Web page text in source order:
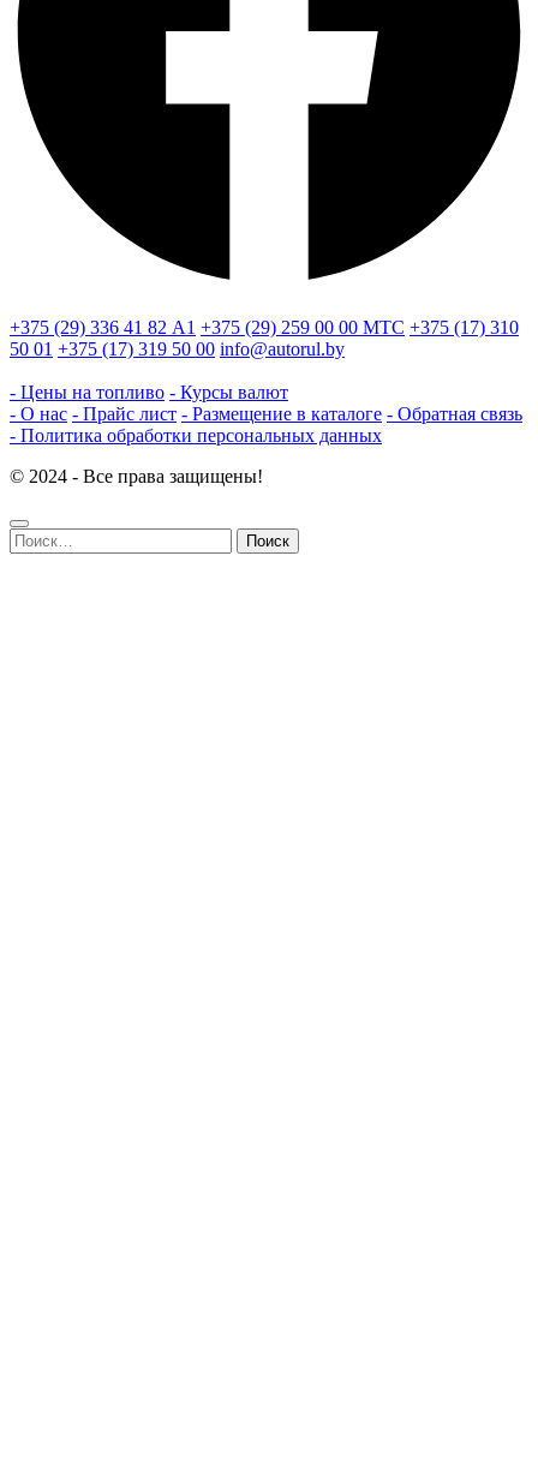
+375 (29) 336 41 82 А1 +375 (29) 259 00 00 МТС +375 (17) 310
50 01 +375 (17) 319 50 00 info@autorul.by
- Цены на топливо - Курсы валют
- О нас - Прайс лист - Размещение в каталоге - Обратная связь
- Политика обработки персональных данных
© 2024 - Все права защищены!
Найти: